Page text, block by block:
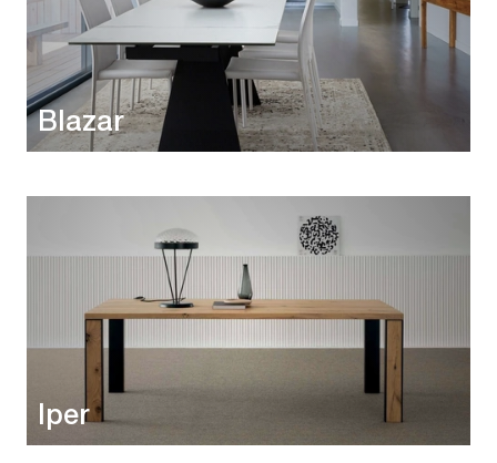
Blazar
Iper